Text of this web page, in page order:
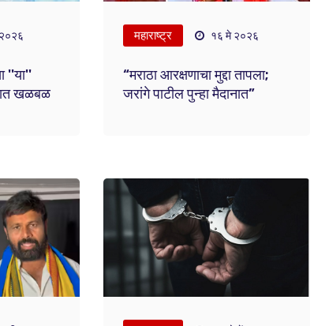
''या''
खळबळ
महाराष्ट्र १६ मे २०२६
“मराठा आरक्षणाचा मुद्दा तापला;
जरांगे पाटील पुन्हा मैदानात”